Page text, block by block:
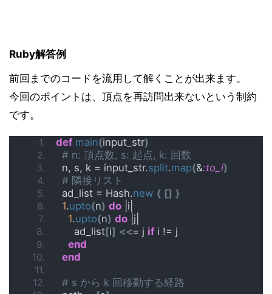
Ruby解答例
前回までのコードを流用して解くことが出来ます。
今回のポイントは、頂点を再訪問出来ないという制約
です。
def main(input_str)
# n: 頂点数, s: 起点, k: 回数
  n, s, k = input_str.
split.map(&:to_i)
# 隣接リスト
  ad_list = Hash.
new { [] }
1.upto(n) do |i|
1.upto(n) do |j|
      ad_list
[i] <<= j if i != j
end
end
# s から k 回移動する経路